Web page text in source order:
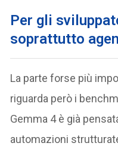
Per gli
soprattutto
La parte forse più
riguarda però i
Gemma 4 è già
automazioni